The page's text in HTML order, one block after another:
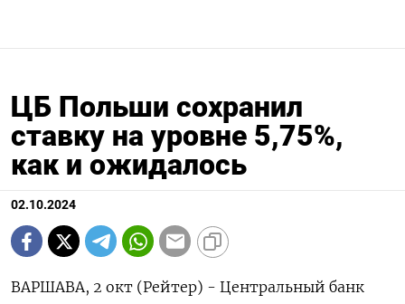
ЦБ Польши сохранил
ставку на уровне 5,75%,
как и ожидалось
02.10.2024
ВАРШАВА, 2 окт (Рейтер) - Центральный банк